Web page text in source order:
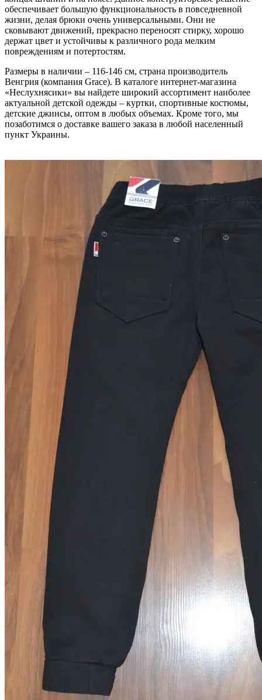
обеспечивает большую функциональность в повседневной
жизни, делая брюки очень универсальными. Они не
сковывают движений, прекрасно переносят стирку, хорошо
держат цвет и устойчивы к различного рода мелким
повреждениям и потертостям.
Размеры в наличии – 116-146 см, страна производитель
Венгрия (компания Grace). В каталоге интернет-магазина
«Неслухнясики» вы найдете широкий ассортимент наиболее
актуальной детской одежды – куртки, спортивные костюмы,
детские джинсы, оптом в любых объемах. Кроме того, мы
позаботимся о доставке вашего заказа в любой населенный
пункт Украины.